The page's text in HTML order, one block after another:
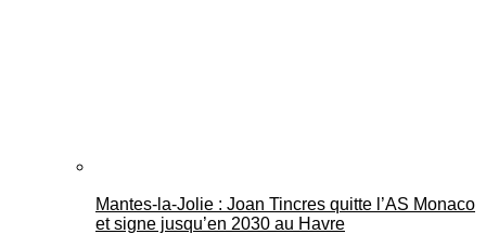
Mantes-la-Jolie : Joan Tincres quitte l’AS Monaco
et signe jusqu’en 2030 au Havre